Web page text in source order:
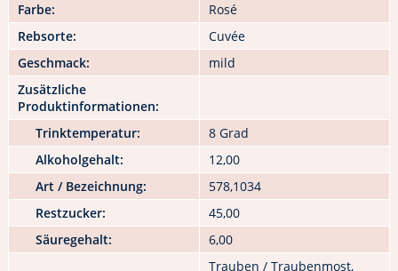
Farbe:
Rosé
Rebsorte:
Cuvée
Geschmack:
mild
Zusätzliche
Produktinformationen:
Trinktemperatur:
8 Grad
Alkoholgehalt:
12,00
Art / Bezeichnung:
578,1034
Restzucker:
45,00
Säuregehalt:
6,00
Trauben / Traubenmost,